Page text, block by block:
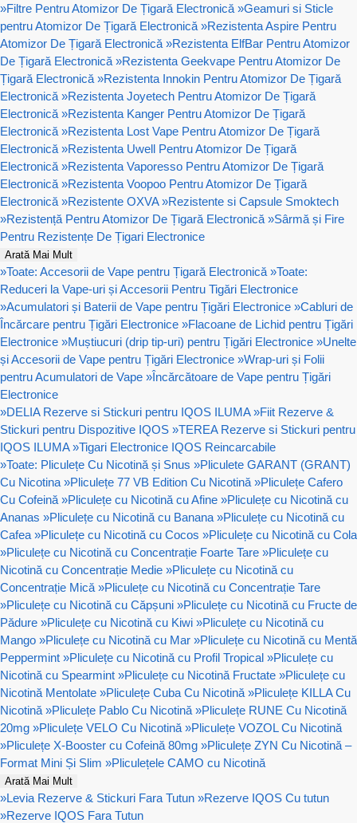
»Filtre Pentru Atomizor De Țigară Electronică »Geamuri si Sticle
pentru Atomizor De Țigară Electronică »Rezistenta Aspire Pentru
Atomizor De Țigară Electronică »Rezistenta ElfBar Pentru Atomizor
De Țigară Electronică »Rezistenta Geekvape Pentru Atomizor De
Țigară Electronică »Rezistenta Innokin Pentru Atomizor De Țigară
Electronică »Rezistenta Joyetech Pentru Atomizor De Țigară
Electronică »Rezistenta Kanger Pentru Atomizor De Țigară
Electronică »Rezistenta Lost Vape Pentru Atomizor De Țigară
Electronică »Rezistenta Uwell Pentru Atomizor De Țigară
Electronică »Rezistenta Vaporesso Pentru Atomizor De Țigară
Electronică »Rezistenta Voopoo Pentru Atomizor De Țigară
Electronică »Rezistente OXVA »Rezistente si Capsule Smoktech
»Rezistență Pentru Atomizor De Țigară Electronică »Sârmă și Fire
Pentru Rezistențe De Țigari Electronice
Arată Mai Mult
»Toate: Accesorii de Vape pentru Țigară Electronică »Toate:
Reduceri la Vape-uri și Accesorii Pentru Tigări Electronice
»Acumulatori și Baterii de Vape pentru Țigări Electronice »Cabluri de
Încărcare pentru Țigări Electronice »Flacoane de Lichid pentru Țigări
Electronice »Muștiucuri (drip tip-uri) pentru Țigări Electronice »Unelte
și Accesorii de Vape pentru Țigări Electronice »Wrap-uri și Folii
pentru Acumulatori de Vape »Încărcătoare de Vape pentru Țigări
Electronice
»DELIA Rezerve si Stickuri pentru IQOS ILUMA »Fiit Rezerve &
Stickuri pentru Dispozitive IQOS »TEREA Rezerve si Stickuri pentru
IQOS ILUMA »Tigari Electronice IQOS Reincarcabile
»Toate: Pliculețe Cu Nicotină și Snus »Pliculete GARANT (GRANT)
Cu Nicotina »Pliculețe 77 VB Edition Cu Nicotină »Pliculețe Cafero
Cu Cofeină »Pliculețe cu Nicotină cu Afine »Pliculețe cu Nicotină cu
Ananas »Pliculețe cu Nicotină cu Banana »Pliculețe cu Nicotină cu
Cafea »Pliculețe cu Nicotină cu Cocos »Pliculețe cu Nicotină cu Cola
»Pliculețe cu Nicotină cu Concentrație Foarte Tare »Pliculețe cu
Nicotină cu Concentrație Medie »Pliculețe cu Nicotină cu
Concentrație Mică »Pliculețe cu Nicotină cu Concentrație Tare
»Pliculețe cu Nicotină cu Căpșuni »Pliculețe cu Nicotină cu Fructe de
Pădure »Pliculețe cu Nicotină cu Kiwi »Pliculețe cu Nicotină cu
Mango »Pliculețe cu Nicotină cu Mar »Pliculețe cu Nicotină cu Mentă
Peppermint »Pliculețe cu Nicotină cu Profil Tropical »Pliculețe cu
Nicotină cu Spearmint »Pliculețe cu Nicotină Fructate »Pliculețe cu
Nicotină Mentolate »Pliculețe Cuba Cu Nicotină »Pliculețe KILLA Cu
Nicotină »Pliculețe Pablo Cu Nicotină »Pliculețe RUNE Cu Nicotină
20mg »Pliculețe VELO Cu Nicotină »Pliculețe VOZOL Cu Nicotină
»Pliculețe X-Booster cu Cofeină 80mg »Pliculețe ZYN Cu Nicotină –
Format Mini Și Slim »Pliculețele CAMO cu Nicotină
Arată Mai Mult
»Levia Rezerve & Stickuri Fara Tutun »Rezerve IQOS Cu tutun
»Rezerve IQOS Fara Tutun